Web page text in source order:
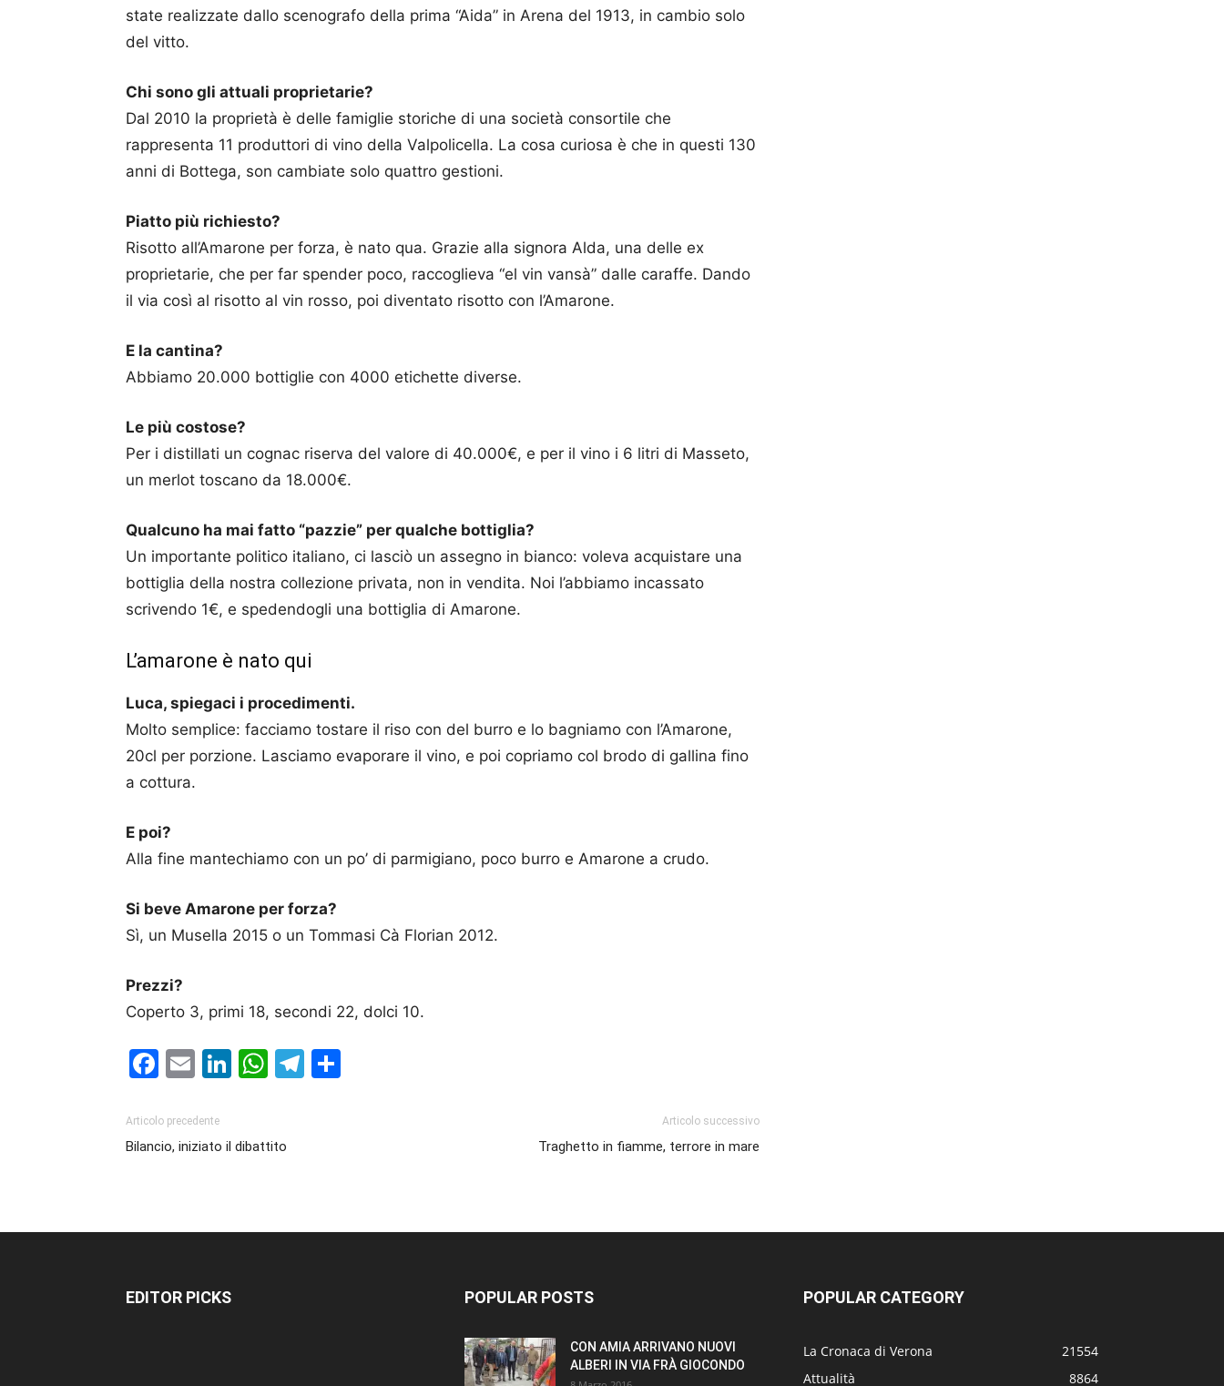
state realizzate dallo scenografo della prima “Aida” in Arena del 1913, in cambio solo
del vitto.
Chi sono gli attuali proprietarie?
Dal 2010 la proprietà è delle famiglie storiche di una società consortile che
rappresenta 11 produttori di vino della Valpolicella. La cosa curiosa è che in questi 130
anni di Bottega, son cambiate solo quattro gestioni.
Piatto più richiesto?
Risotto all’Amarone per forza, è nato qua. Grazie alla signora Alda, una delle ex
proprietarie, che per far spender poco, raccoglieva “el vin vansà” dalle caraffe. Dando
il via così al risotto al vin rosso, poi diventato risotto con l’Amarone.
E la cantina?
Abbiamo 20.000 bottiglie con 4000 etichette diverse.
Le più costose?
Per i distillati un cognac riserva del valore di 40.000€, e per il vino i 6 litri di Masseto,
un merlot toscano da 18.000€.
Qualcuno ha mai fatto “pazzie” per qualche bottiglia?
Un importante politico italiano, ci lasciò un assegno in bianco: voleva acquistare una
bottiglia della nostra collezione privata, non in vendita. Noi l’abbiamo incassato
scrivendo 1€, e spedendogli una bottiglia di Amarone.
L’amarone è nato qui
Luca, spiegaci i procedimenti.
Molto semplice: facciamo tostare il riso con del burro e lo bagniamo con l’Amarone,
20cl per porzione. Lasciamo evaporare il vino, e poi copriamo col brodo di gallina fino
a cottura.
E poi?
Alla fine mantechiamo con un po’ di parmigiano, poco burro e Amarone a crudo.
Si beve Amarone per forza?
Sì, un Musella 2015 o un Tommasi Cà Florian 2012.
Prezzi?
Coperto 3, primi 18, secondi 22, dolci 10.
Facebook
EmailLinkedIn
WhatsApp
Telegram
Articolo precedente
Bilancio, iniziato il dibattito
Articolo successivo
Traghetto in fiamme, terrore in mare
EDITOR PICKS POPULAR POSTS
CON AMIA ARRIVANO NUOVI
ALBERI IN VIA FRÀ GIOCONDO
POPULAR CATEGORY
La Cronaca di Verona
21554
Attualità
8864